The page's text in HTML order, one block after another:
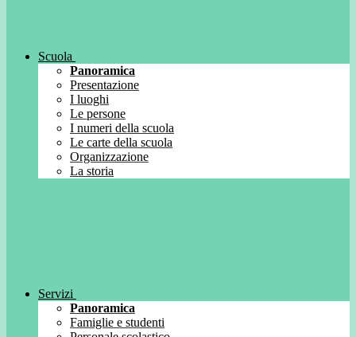
Scuola
Panoramica
Presentazione
I luoghi
Le persone
I numeri della scuola
Le carte della scuola
Organizzazione
La storia
Servizi
Panoramica
Famiglie e studenti